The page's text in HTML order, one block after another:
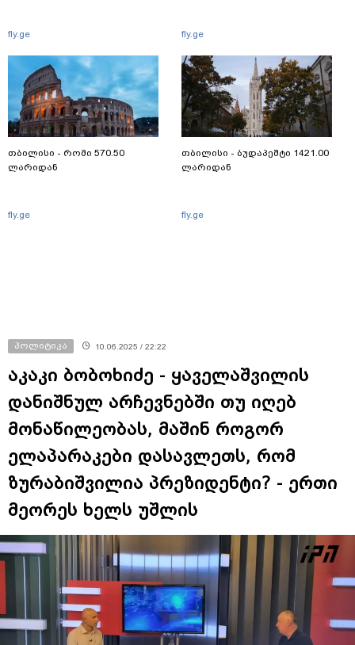
fly.ge
თბილისი - რომი 570.50
ლარიდან
fly.ge
fly.ge
თბილისი - ბუდაპეშტი 1421.00
ლარიდან
fly.ge
პოლიტიკა 10.06.2025 / 22:22
აკაკი ბობოხიძე - ყაველაშვილის
დანიშნულ არჩევნებში თუ იღებ
მონაწილეობას, მაშინ როგორ
ელაპარაკები დასავლეთს, რომ
ზურაბიშვილია პრეზიდენტი? - ერთი
მეორეს ხელს უშლის